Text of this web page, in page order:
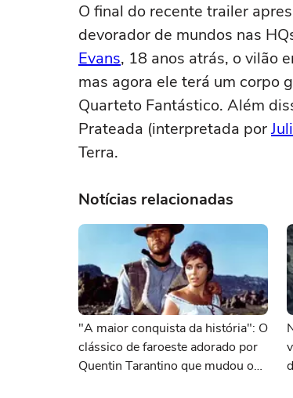
O final do recente trailer
devorador de mundos nas
Evans, 18 anos atrás, o vilão
mas agora ele terá um corpo
Quarteto Fantástico. Além
Prateada (interpretada por
Terra.
Notícias relacionadas
"A maior conquista da história": O
clássico de faroeste adorado por
Quentin Tarantino que mudou o